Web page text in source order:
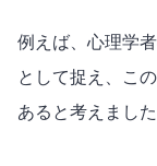
例えば、心理学
として捉え、こ
あると考えました